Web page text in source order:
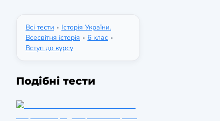
Всі тести • Історія України.
Всесвітня історія • 6 клас •
Вступ до курсу
Подібні тести